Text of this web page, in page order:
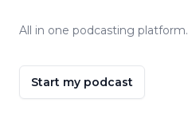
All in one podcasting platform.
Start my podcast